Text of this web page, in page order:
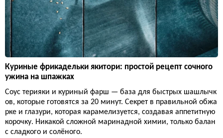
Куриные фрикадельки якитори: простой рецепт сочного
ужина на шпажках
Соус терияки и куриный фарш — база для быстрых шашлычк
ов, которые готовятся за 20 минут. Секрет в правильной обжа
рке и глазури, которая карамелизуется, создавая аппетитную
корочку. Никакой сложной маринадной химии, только балан
с сладкого и солёного.